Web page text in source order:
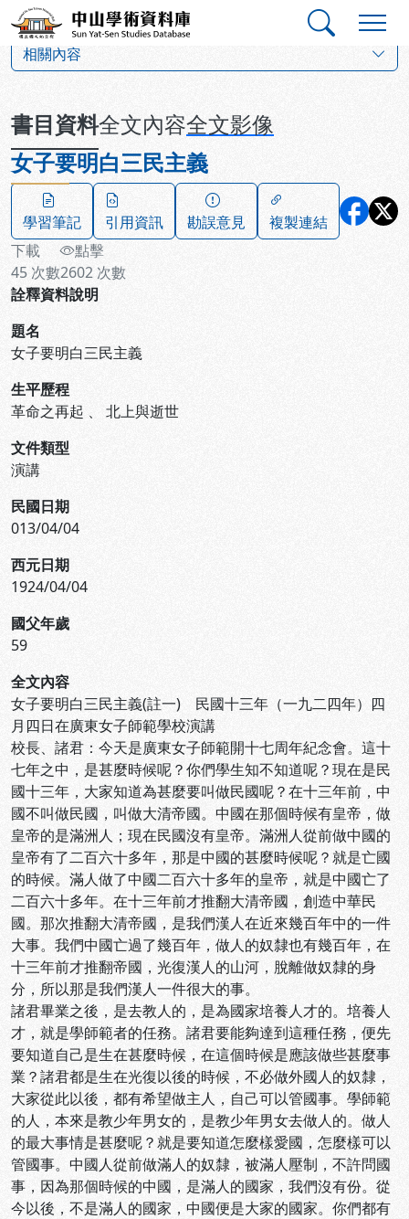
跳到主要內容
中山學術資料庫
相關內容
書目資料全文內容全文影像
女子要明白三民主義
學習筆記 引用資訊 勘誤意見
複製連結
下載
45 次數
點擊
2602 次數
詮釋資料說明
題名
女子要明白三民主義
生平歷程
革命之再起 、 北上與逝世
文件類型
演講
民國日期
013/04/04
西元日期
1924/04/04
國父年歲
59
全文內容
女子要明白三民主義(註一) 民國十三年（一九二四年）四
月四日在廣東女子師範學校演講
校長、諸君：今天是廣東女子師範開十七周年紀念會。這十
七年之中，是甚麼時候呢？你們學生知不知道呢？現在是民
國十三年，大家知道為甚麼要叫做民國呢？在十三年前，中
國不叫做民國，叫做大清帝國。中國在那個時候有皇帝，做
皇帝的是滿洲人；現在民國沒有皇帝。滿洲人從前做中國的
皇帝有了二百六十多年，那是中國的甚麼時候呢？就是亡國
的時候。滿人做了中國二百六十多年的皇帝，就是中國亡了
二百六十多年。在十三年前才推翻大清帝國，創造中華民
國。那次推翻大清帝國，是我們漢人在近來幾百年中的一件
大事。我們中國亡過了幾百年，做人的奴隸也有幾百年，在
十三年前才推翻帝國，光復漢人的山河，脫離做奴隸的身
分，所以那是我們漢人一件很大的事。
諸君畢業之後，是去教人的，是為國家培養人才的。培養人
才，就是學師範者的任務。諸君要能夠達到這種任務，便先
要知道自己是生在甚麼時候，在這個時候是應該做些甚麼事
業？諸君都是生在光復以後的時候，不必做外國人的奴隸，
大家從此以後，都有希望做主人，自己可以管國事。學師範
的人，本來是教少年男女的，是教少年男女去做人的。做人
的最大事情是甚麼呢？就是要知道怎麼樣愛國，怎麼樣可以
管國事。中國人從前做滿人的奴隸，被滿人壓制，不許問國
事，因為那個時候的中國，是滿人的國家，我們沒有份。從
今以後，不是滿人的國家，中國便是大家的國家。你們都有